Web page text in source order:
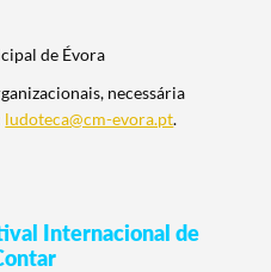
de Évora
necessária
ludoteca@cm-evora.pt.
Internacional de